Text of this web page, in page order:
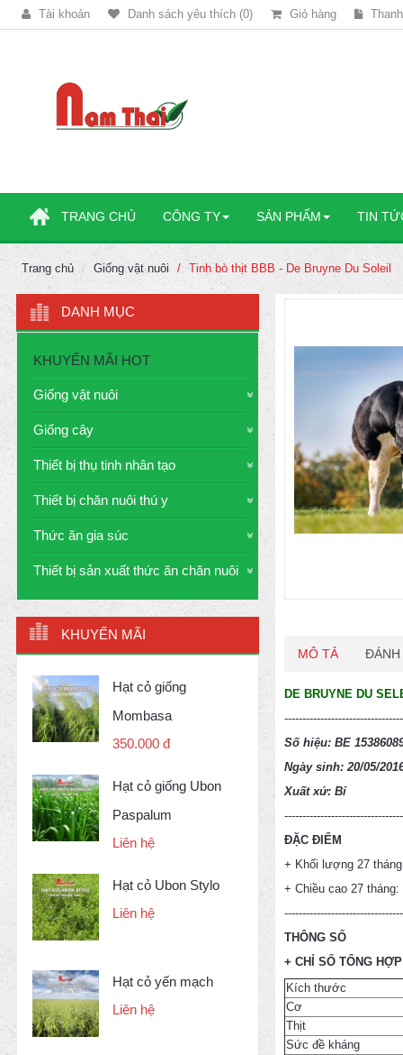
Tài khoản Danh sách yêu thích (0) Giỏ hàng
TRANG CHỦ CÔNG TY SẢN PHẨM TIN
Trang chủ Giống vật nuôi Tinh bò thịt BBB - De Bruyne Du Soleil
DANH MỤC
KHUYẾN MÃI HOT
Giống vật nuôi
Giống cây
Thiết bị thụ tinh nhân tạo
Thiết bị chăn nuôi thú y
Thức ăn gia súc
Thiết bị sản xuất thức ăn chăn nuôi
KHUYẾN MÃI
Hạt cỏ giống
Mombasa
350.000 đ
Hạt cỏ giống Ubon
Paspalum
Liên hệ
Hạt cỏ Ubon Stylo
Liên hệ
Hạt cỏ yến mạch
Liên hệ
MÔ TẢ ĐÁNH
DE BRUYNE DU
---------------------------------
Số hiệu: BE
Ngày sinh: 20/05/
Xuất xứ: Bỉ
---------------------------------
ĐẶC ĐIỂM
+ Khối lượng 27
+ Chiều cao 27 tháng:
---------------------------------
THÔNG SỐ
+ CHỈ SỐ TỔNG HỢP
Kích thước
Cơ
Thịt
Sức đề kháng